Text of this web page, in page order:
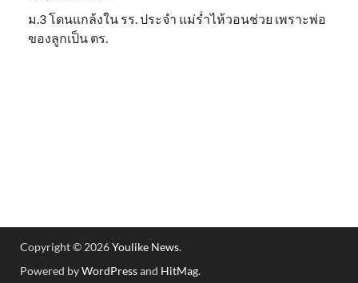
ม.3 โดนแกล้งใน รร. ประจำ แม่ร่ำไห้วอนช่วย เพราะพ่อ
ของลูกเป็น ตร.
Copyright © 2026Youlike News.
Powered byWordPressand HitMag.